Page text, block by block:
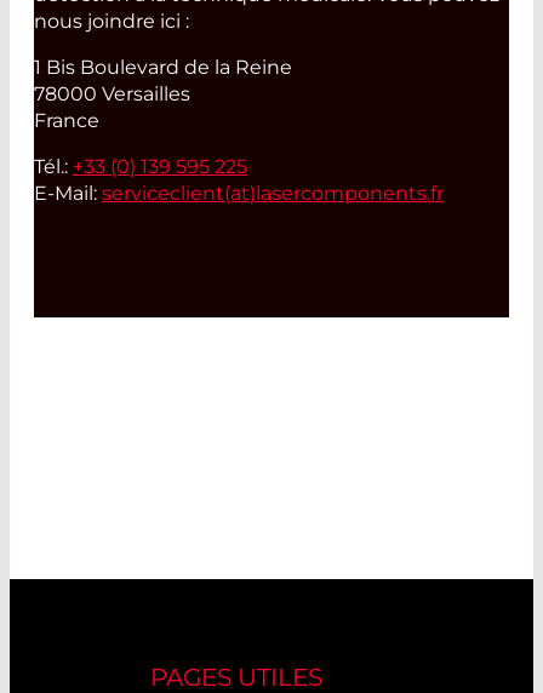
nous joindre ici :
1 Bis Boulevard de la Reine
78000 Versailles
France
Tél.: +33 (0) 139 595 225
E-Mail: serviceclient(at)lasercomponents.fr
PAGES UTILES